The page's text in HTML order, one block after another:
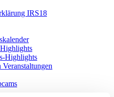
IRS18
Highlights